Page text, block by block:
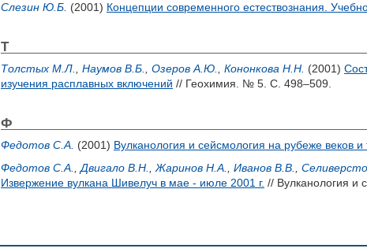
Слезин Ю.Б. (2001) Концепции современного естествознания.
Т
Толстых М.Л. Наумов В.Б. Озеров А.Ю. Кононкова Н.Н. (2001)
изучения расплавных включений // Геохимия. № 5. С. 498–509.
Ф
Федотов С.А. (2001) Вулканология и сейсмология на рубеже веков и
Федотов С.А.
Двигало В.Н. Жаринов Н.А. Иванов В.В.
Извержение вулкана Шивелуч в мае - июле 2001 г. // Вулканология и